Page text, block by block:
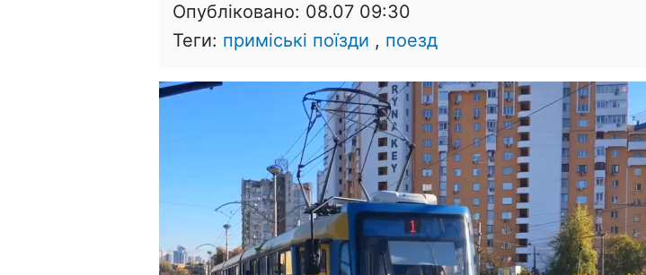
Опубліковано: 08.07 09:30
Теги: приміські поїзди , поезд